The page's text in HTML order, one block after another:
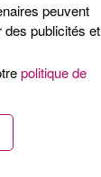
peuvent
des publicités et
politique de